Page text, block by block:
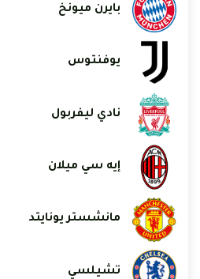
بايرن ميونخ
يوفنتوس
نادي ليفربول
إيه سي ميلان
مانشستر يونايتد
تشيلسي